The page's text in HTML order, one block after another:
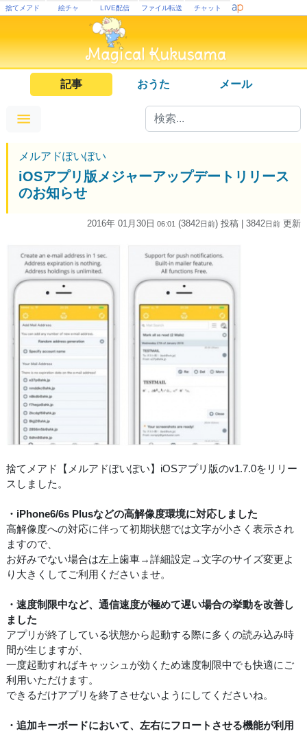
捨てメアド 絵チャ LIVE配信 ファイル転送 チャット
記事 おうた メール
メルアドぽいぽい
iOSアプリ版メジャーアップデートリリース
のお知らせ
2016年 01月30日 06:01 (3842日前) 投稿 | 3842日前 更新
捨てメアド【メルアドぽいぽい】iOSアプリ版のv1.7.0をリリー
スしました。
・iPhone6/6s Plusなどの高解像度環境に対応しました
高解像度への対応に伴って初期状態では文字が小さく表示され
ますので、
お好みでない場合は左上歯車→詳細設定→文字のサイズ変更よ
り大きくしてご利用くださいませ。
・速度制限中など、通信速度が極めて遅い場合の挙動を改善し
ました
アプリが終了している状態から起動する際に多くの読み込み時
間が生じますが、
一度起動すればキャッシュが効くため速度制限中でも快適にご
利用いただけます。
できるだけアプリを終了させないようにしてくださいね。
・追加キーボードにおいて、左右にフロートさせる機能が利用